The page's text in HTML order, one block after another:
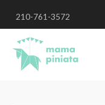
210-761-3572